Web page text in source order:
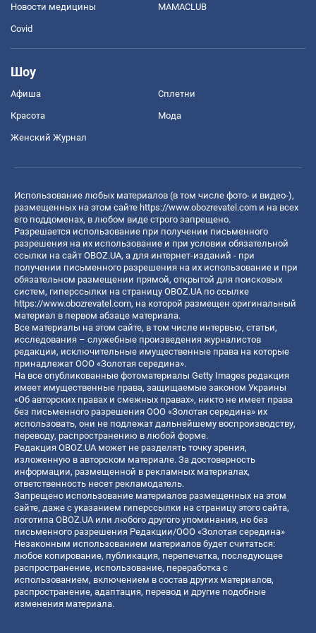
Новости медицины MAMACLUB
Covid
Шоу
Афиша Сплетни
Красота Мода
Женский Журнал
Использование любых материалов (в том числе фото- и видео-),
размещенных на этом сайте https://www.obozrevatel.com и на всех
его поддоменах, в любом виде строго запрещено.
Разрешается использование при получении письменного
разрешения на их использование и при условии обязательной
ссылки на сайт OBOZ.UA, а для интернет-изданий - при
получении письменного разрешения на их использование и при
обязательном размещении прямой, открытой для поисковых
систем, гиперссылки на страницу OBOZ.UA по ссылке
https://www.obozrevatel.com, на которой размещен оригинальный
материал в первом абзаце материала.
Все материалы на этом сайте, в том числе интервью, статьи,
исследования – служебные произведения журналистов
редакции, исключительные имущественные права на которые
принадлежат ООО «Золотая середина».
На все опубликованные фотоматериалы Getty Images редакция
имеет имущественные права, защищаемые законом Украины
«Об авторских правах и смежных правах», никто не имеет права
без письменного разрешения ООО «Золотая середина» их
использовать, они не подлежат дальнейшему воспроизводству,
переводу, распространению в любой форме.
Редакция OBOZ.UA может не разделять точку зрения,
изложенную в авторском материале. За достоверность
информации, размещенной в рекламных материалах,
ответственность несет рекламодатель.
Запрещено использование материалов размещенных на этом
сайте, даже с указанием гиперссылки на страницу этого сайта,
логотипа OBOZ.UA или любого другого упоминания, но без
письменного разрешения Редакции/ООО «Золотая середина»
Незаконным использованием материалов будет считаться:
любое копирование, публикация, перепечатка, последующее
распространение, использование, переработка с
использованием, включением в состав других материалов,
распространение, адаптация, перевод и другие подобные
изменения материала.